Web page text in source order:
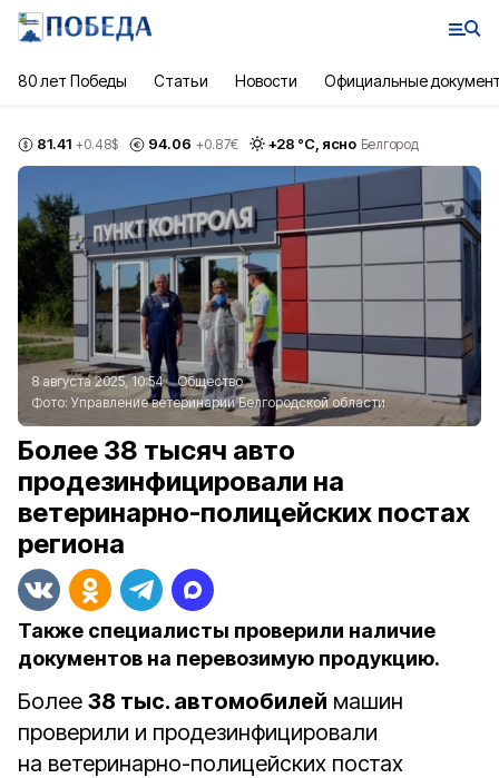
80 лет Победы Статьи Новости Официальные
81.41 +0.48$ 94.06 +0.87€ +28 °С, ясно Белгород
8 августа 2025, 10:54
Общество
Фото: Управление ветеринарии Белгородской области
Более 38 тысяч авто
продезинфицировали на
ветеринарно-полицейских постах
региона
Также специалисты проверили наличие
документов на перевозимую продукцию.
Более 38 тыс. автомобилей машин
проверили и продезинфицировали
на ветеринарно-полицейских постах